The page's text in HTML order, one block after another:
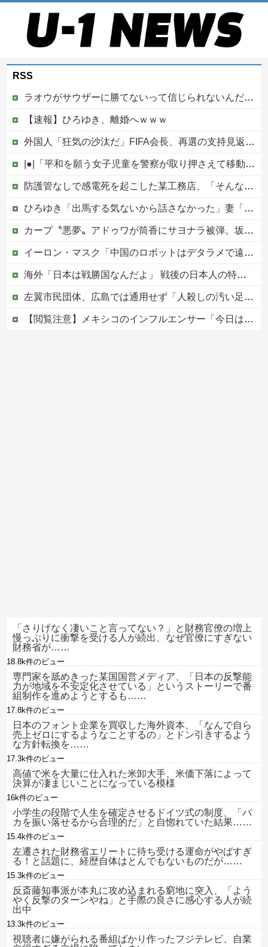
RSS
ラオウがサウザーに勝てないって信じられないんだが…
【速報】ひろゆき、離婚へｗｗｗ
外国人「狂気の沙汰だ」FIFA会長、再選の支持見返りにモロッコへ2030年W杯決勝の開催を打診か！海外から批判殺到！【海外の反応】
|●|「平和を願う女子児童を警察が取り押さえて移動させた」と市民団体が告発、「児童……どこ？」とガチで困惑する人が続出
防護管なしで感電死を起こした某工務店、「そんな危険な現場お断りしますわ!と断って正解やったわ」と業者が業界事情を告白
ひろゆき「出馬する気ないから話さなかった」妻「それでも不誠実だろ」→離婚協議へｗｗｗｗｗ
カープ〝悪夢〟アドゥワが筒香にサヨナラ被弾。坂倉11号！斉藤優5回2失点！辻遠藤ら0封も高が同点被弾。4連敗で今季ワースト借金17【広島3-4xDeNA/試合結果】他
イーロン・マスク「中国のロボットはデタラメで遠隔操作してるだけ」
海外「日本は戦勝国なんだよ」 戦後の日本人の特別な生き様に各国から称賛の声
左翼市民団体、広島では通用せず「人殺しの汚い足で広島の土を踏むな！」→広島県民「お前らの方が汚いんじゃ！」「ワシらが広島県民じゃ」
【閲覧注意】メキシコのインフルエンサー「今日は友達と配達員のアルバイトを体験してみるよ！！」←結果・・・
「さりげなく凄いこと言ってない？」と財務官僚の増上
慢っぷりに衝撃を受ける人が続出、なぜ官僚にすぎない
財務省が……
18.8k件のビュー
専門家を舐めきった某国国営メディア、「日本の反撃能
力が地域を不安定化させている」というストーリーで番
組制作を進めようとするも……
17.8k件のビュー
日本のフォント企業を買収した海外資本、「なんで自ら
売上ゼロにするようなことするの」とドン引きするよう
な方針転換を……
17.3k件のビュー
高値で米を大量に仕入れた米卸大手、米価下落によって
決算が凄まじいことになっている模様
16k件のビュー
小学生の段階で人生を確定させるドイツ式の制度、「バ
カを振い落せるから合理的だ」と自惚れていた結果……
15.4k件のビュー
左遷された財務省エリートに待ち受ける運命がやばすぎ
る！と話題に、経歴自体はとんでもないものだが……
15.3k件のビュー
反斎藤知事派が本丸に攻め込まれる窮地に突入、「よう
やく反撃のターンやね」と手際の良さに感心する人が続
出中
13.3k件のビュー
視聴者に嫌がられる番組ばかり作ったフジテレビ、自業